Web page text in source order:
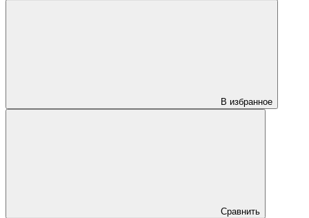
В избранное
Сравнить